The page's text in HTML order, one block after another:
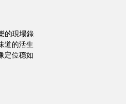
的現場錄
道的活生
定位穩如